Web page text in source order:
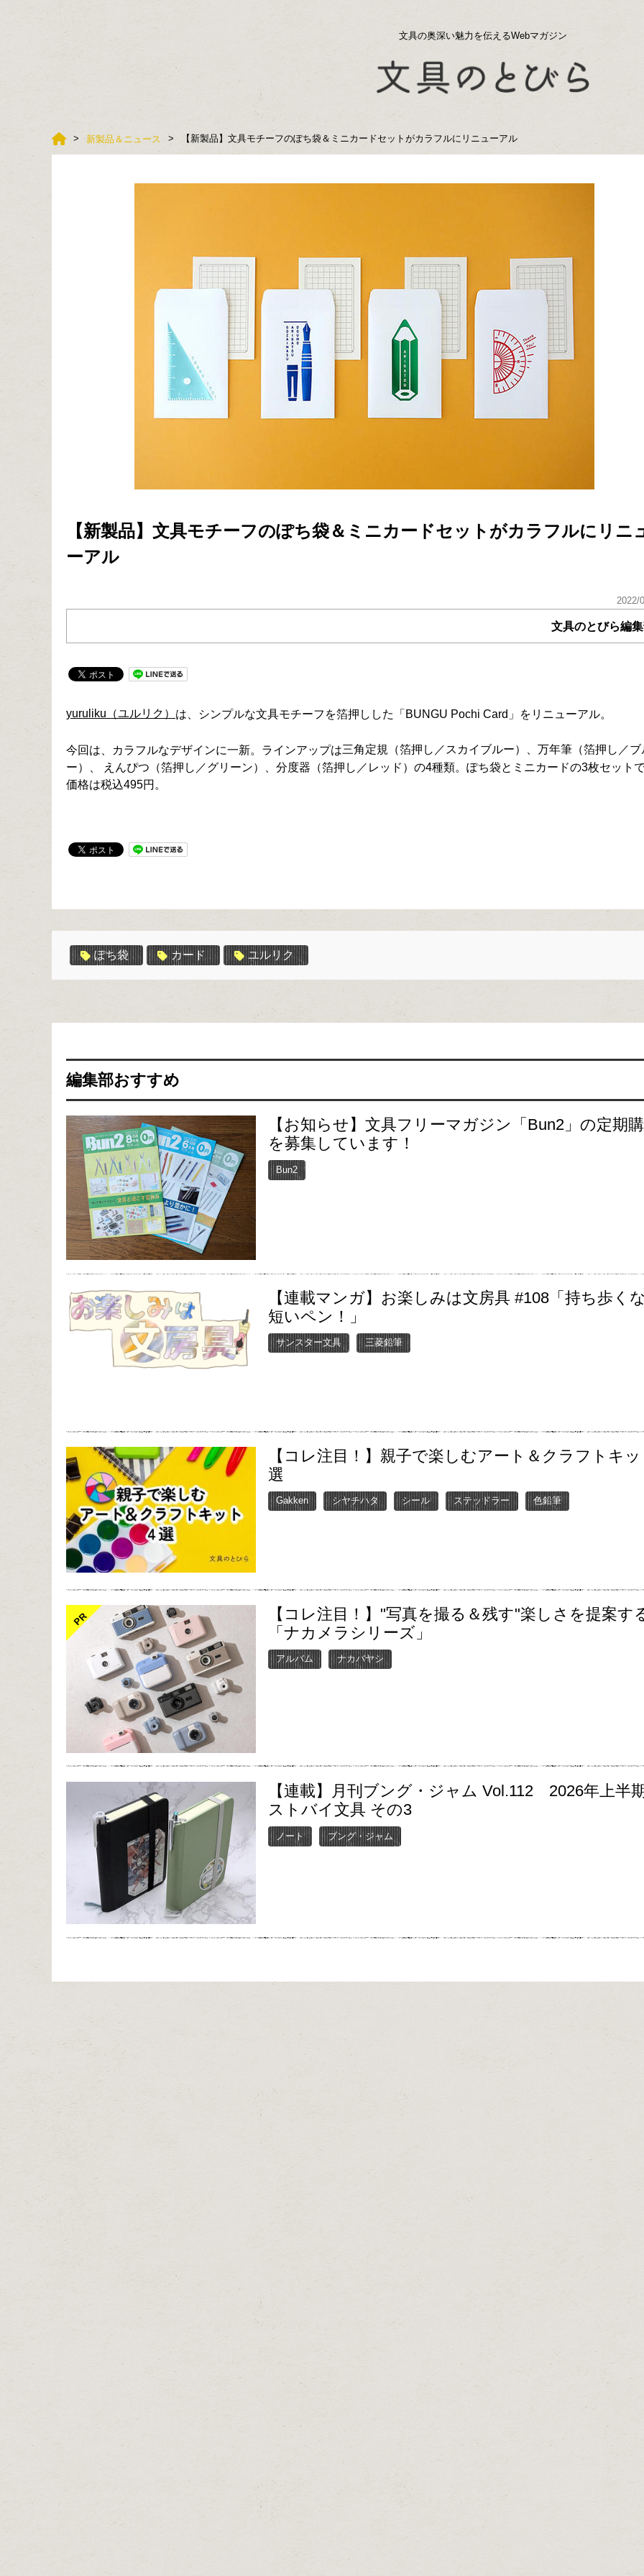
文具の奥深い魅力を伝えるWebマガジン
新製品＆ニュース 【新製品】文具モチーフのぽち袋＆ミニカードセットがカラフルにリニューアル
【新製品】文具モチーフのぽち袋＆ミニカードセットがカラフルにリニ
ーアル
2022/
文具のとびら編
yuruliku（ユルリク） は、シンプルな文具モチーフを箔押しした「BUNGU Pochi Card」をリニューアル。
今回は、カラフルなデザインに一新。ラインアップは三角定規（箔押し／スカイブルー）、万年筆（箔押し／ブ
ー）、 えんぴつ（箔押し／グリーン）、分度器（箔押し／レッド）の4種類。ぽち袋とミニカードの3枚セット
価格は税込495円。
ぽち袋 カード ユルリク
編集部おすすめ
【お知らせ】文具フリーマガジン「Bun2」の定期
を募集しています！
Bun2
【連載マンガ】お楽しみは文房具 #108「持ち歩く
短いペン！」
サンスター文具 三菱鉛筆
【コレ注目！】親子で楽しむアート＆クラフトキ
選
Gakken シヤチハタ シール ステッドラー 色鉛筆
PR
【コレ注目！】"写真を撮る＆残す"楽しさを提案す
「ナカメラシリーズ」
アルバム ナカバヤシ
【連載】月刊ブング・ジャム Vol.112 2026年上半
ストバイ文具 その3
ノート ブング・ジャム